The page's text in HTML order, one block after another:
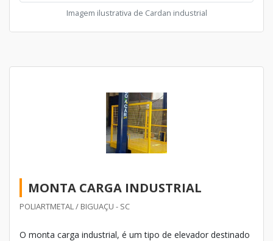
Imagem ilustrativa de Cardan industrial
MONTA CARGA INDUSTRIAL
POLIARTMETAL / BIGUAÇU - SC
O monta carga industrial, é um tipo de elevador destinado